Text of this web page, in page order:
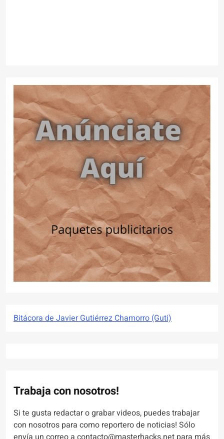
Bitácora de Javier Gutiérrez Chamorro (Guti)
Trabaja con nosotros!
Si te gusta redactar o grabar videos, puedes trabajar
con nosotros para como reportero de noticias! Sólo